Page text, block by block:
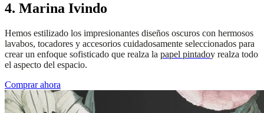
4. Marina Ivindo
Hemos estilizado los impresionantes diseños oscuros con hermosos
lavabos, tocadores y accesorios cuidadosamente seleccionados para
crear un enfoque sofisticado que realza la papel pintadoy realza todo
el aspecto del espacio.
Comprar ahora